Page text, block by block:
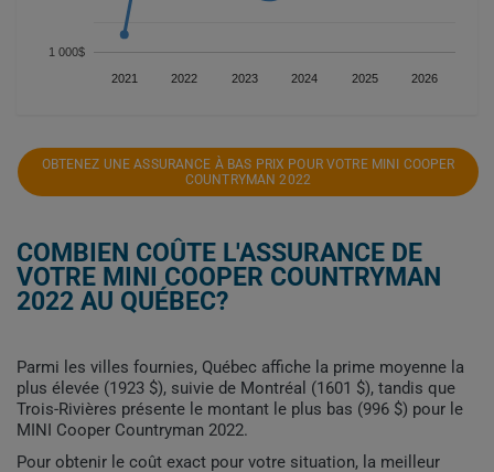
2021 2022 2023 2024 2025 2026
1 000$
OBTENEZ UNE ASSURANCE À BAS PRIX POUR VOTRE MINI COOPER
COUNTRYMAN 2022
COMBIEN COÛTE L'ASSURANCE DE
VOTRE MINI COOPER COUNTRYMAN
2022 AU QUÉBEC?
Parmi les villes fournies, Québec affiche la prime moyenne la
plus élevée (1923 $), suivie de Montréal (1601 $), tandis que
Trois-Rivières présente le montant le plus bas (996 $) pour le
MINI Cooper Countryman 2022.
Pour obtenir le coût exact pour votre situation, la meilleur